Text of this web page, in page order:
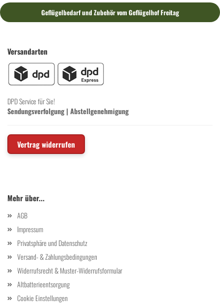
Geflügelbedarf und Zubehör vom Geflügelhof Freitag
Versandarten
DPD Service für Sie!
Sendungsverfolgung | Abstellgenehmigung
Vertrag widerrufen
Mehr über...
AGB
Impressum
Privatsphäre und Datenschutz
Versand- & Zahlungsbedingungen
Widerrufsrecht & Muster-Widerrufsformular
Altbatterieentsorgung
Cookie Einstellungen